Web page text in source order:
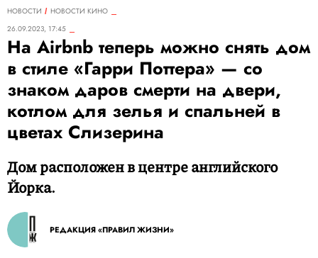
НОВОСТИ
НОВОСТИ КИНО
26.09.2023, 17:45
На Airbnb теперь можно снять дом
в стиле «Гарри Поттера» — со
знаком даров смерти на двери,
котлом для зелья и спальней в
цветах Слизерина
Дом расположен в центре английского
Йорка.
РЕДАКЦИЯ «ПРАВИЛ ЖИЗНИ»